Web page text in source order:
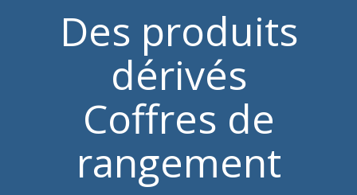
Des produits
dérivés
Coffres de
rangement